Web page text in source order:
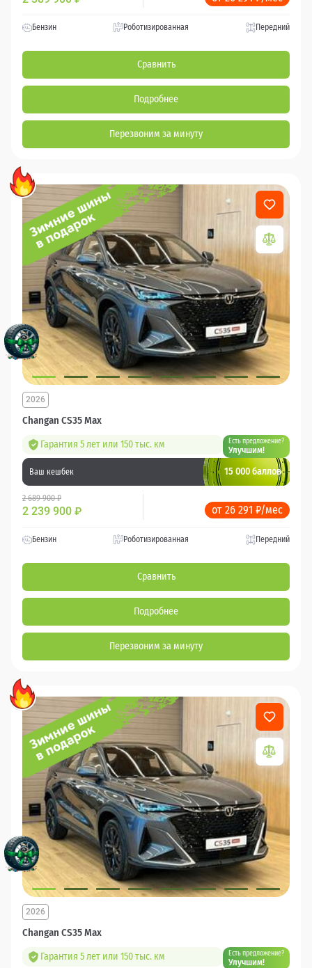
Бензин Роботизированная Передний
Сравнить
Подробнее
Перезвоним за минуту
Changan CS35 Max
2026
Гарантия 5 лет или 150 тыс. км Есть предложение?
Улучшим!
Ваш кешбек 15 000 баллов
2 689 900 ₽
2 239 900 ₽ от 26 291 ₽/мес
Бензин Роботизированная Передний
Сравнить
Подробнее
Перезвоним за минуту
Changan CS35 Max
2026
Гарантия 5 лет или 150 тыс. км Есть предложение?
Улучшим!